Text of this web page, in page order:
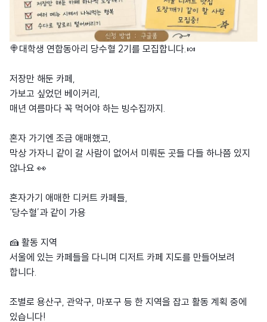
🍭대학생 연합동아리 당수혈 2기를 모집합니다.🍬
저장만 해둔 카페,
가보고 싶었던 베이커리,
매년 여름마다 꼭 먹어야 하는 빙수집까지.
혼자 가기엔 조금 애매했고,
막상 가자니 같이 갈 사람이 없어서 미뤄둔 곳들 다들 하나쯤 있지
않나요 👀
혼자가기 애매한 디커트 카페들,
‘당수혈’과 같이 가용
🍰 활동 지역
서울에 있는 카페들을 다니며 디저트 카페 지도를 만들어보려
합니다.
조별로 용산구, 관악구, 마포구 등 한 지역을 잡고 활동 계획 중에
있습니다!